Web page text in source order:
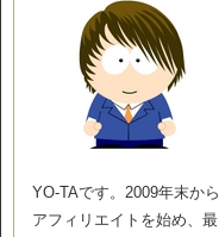
YO-TAです。2009年末から
アフィリエイトを始め、最